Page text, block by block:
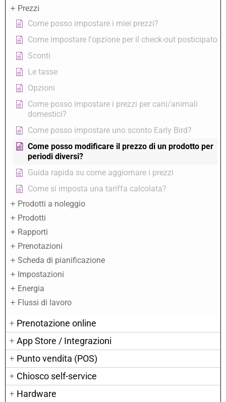
Prezzi
Come posso impostare i miei prezzi?
Come impostare l'opzione per il check-out posticipato
Sconti
Le tasse
Opzioni
Come posso impostare i prezzi per cani/animali
domestici?
Come posso impostare uno sconto Early Bird?
Come posso modificare il prezzo di un prodotto per
periodi diversi?
Guida rapida su come aggiornare i prezzi
Come si imposta una tariffa calcolata?
Prodotti a noleggio
Prodotti
Rapporti
Prenotazioni
Scheda di pianificazione
Impostazioni
Energia
Flussi di lavoro
Prenotazione online
App Store / Integrazioni
Punto vendita (POS)
Chiosco self-service
Hardware